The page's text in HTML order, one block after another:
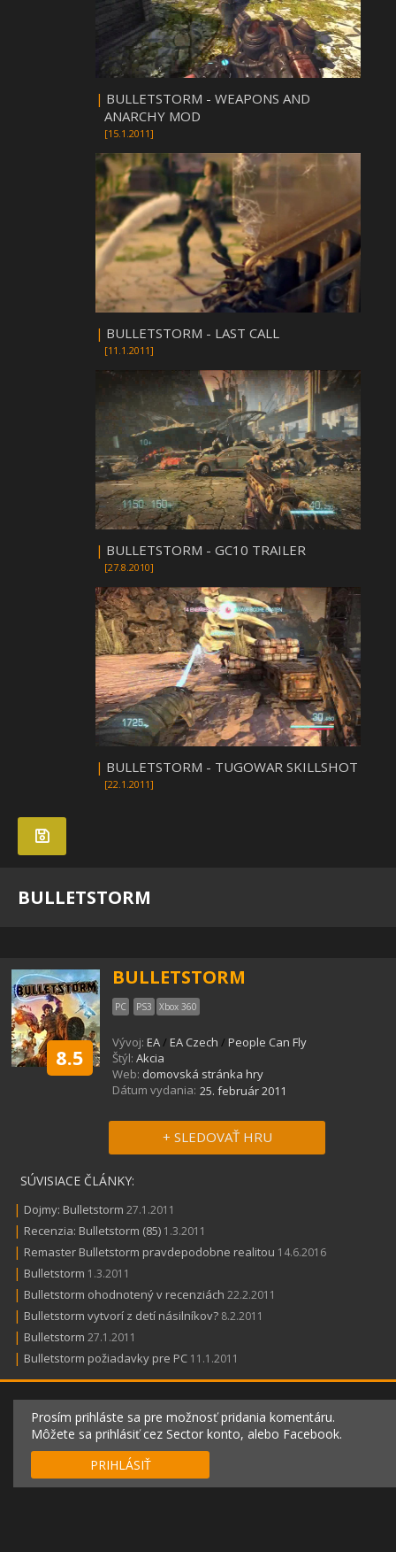
| BULLETSTORM - WEAPONS AND
ANARCHY MOD
[15.1.2011]
| BULLETSTORM - LAST CALL
[11.1.2011]
| BULLETSTORM - GC10 TRAILER
[27.8.2010]
| BULLETSTORM - TUGOWAR SKILLSHOT
[22.1.2011]
BULLETSTORM
8.5
BULLETSTORM
PC PS3 Xbox 360
Vývoj: EA/ EA Czech / People Can Fly
Štýl: Akcia
Web: domovská stránka hry
Dátum vydania: 25. február 2011
+ SLEDOVAŤ HRU
SÚVISIACE ČLÁNKY:
| Dojmy: Bulletstorm 27.1.2011
| Recenzia: Bulletstorm (85) 1.3.2011
| Remaster Bulletstorm pravdepodobne realitou 14.6.2016
| Bulletstorm 1.3.2011
| Bulletstorm ohodnotený v recenziách 22.2.2011
| Bulletstorm vytvorí z detí násilníkov? 8.2.2011
| Bulletstorm 27.1.2011
| Bulletstorm požiadavky pre PC 11.1.2011
Prosím prihláste sa pre možnosť pridania komentáru.
Môžete sa prihlásiť cez Sector konto, alebo Facebook.
PRIHLÁSIŤ